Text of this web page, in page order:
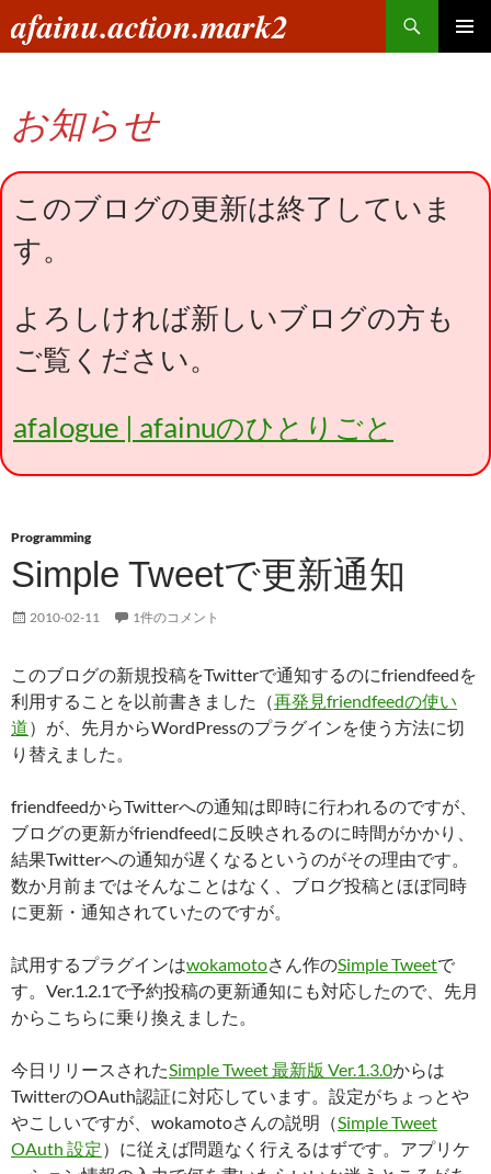
ン
へ
ス
キ
プ
afainu.action.mark2
索
お知らせ
このブログの更新は終了していま
す。
よろしければ新しいブログの方も
ご覧ください。
afalogue | afainuのひとりごと
Programming
Simple Tweetで更新通知
2010-02-11 1件のコメント
このブログの新規投稿をTwitterで通知するのにfriendfeedを
利用することを以前書きました（再発見friendfeedの使い
道）が、先月からWordPressのプラグインを使う方法に切
り替えました。
friendfeedからTwitterへの通知は即時に行われるのですが、
ブログの更新がfriendfeedに反映されるのに時間がかかり、
結果Twitterへの通知が遅くなるというのがその理由です。
数か月前まではそんなことはなく、ブログ投稿とほぼ同時
に更新・通知されていたのですが。
試用するプラグインはwokamotoさん作のSimple Tweetで
す。Ver.1.2.1で予約投稿の更新通知にも対応したので、先月
からこちらに乗り換えました。
今日リリースされたSimple Tweet 最新版 Ver.1.3.0からは
TwitterのOAuth認証に対応しています。設定がちょっとや
やこしいですが、wokamotoさんの説明（Simple Tweet
OAuth 設定）に従えば問題なく行えるはずです。アプリケ